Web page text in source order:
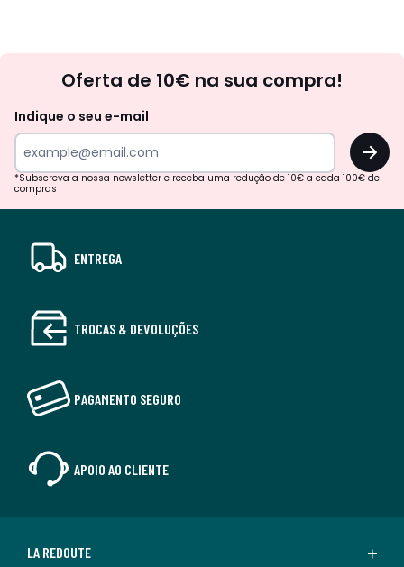
Oferta de 10€ na sua compra!
Indique o seu e-mail
OK
*Subscreva a nossa newsletter e receba uma redução de 10€ a cada 100€ de
compras
ENTREGA
TROCAS & DEVOLUÇÕES
PAGAMENTO SEGURO
APOIO AO CLIENTE
LA REDOUTE